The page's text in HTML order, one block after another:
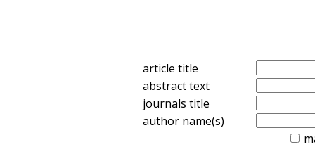
article title
abstract text
journals title
author name(s)